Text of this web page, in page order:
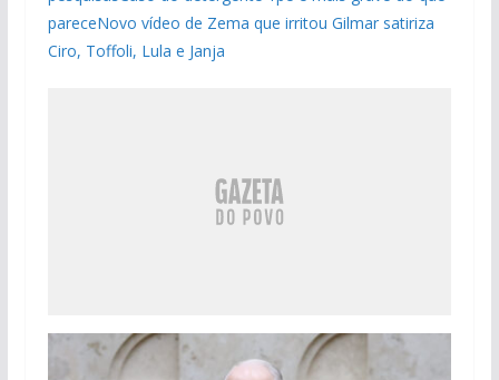
pareceNovo vídeo de Zema que irritou Gilmar satiriza
Ciro, Toffoli, Lula e Janja